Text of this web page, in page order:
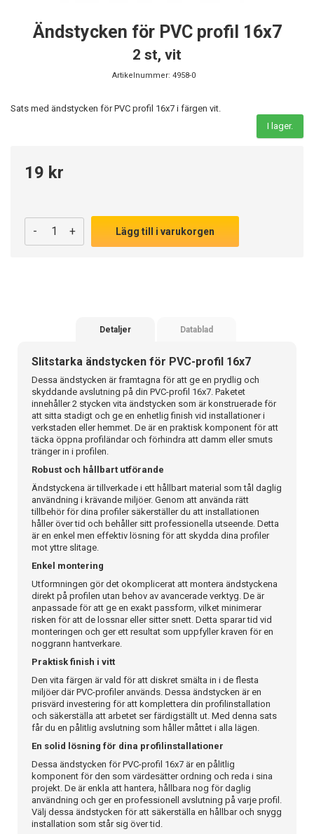
Ändstycken för PVC profil 16x7
2 st, vit
Artikelnummer: 4958-0
Sats med ändstycken för PVC profil 16x7 i färgen vit.
I lager.
19 kr
- + Lägg till i varukorgen
Detaljer Datablad
Slitstarka ändstycken för PVC-profil 16x7
Dessa ändstycken är framtagna för att ge en prydlig och
skyddande avslutning på din PVC-profil 16x7. Paketet
innehåller 2 stycken vita ändstycken som är konstruerade för
att sitta stadigt och ge en enhetlig finish vid installationer i
verkstaden eller hemmet. De är en praktisk komponent för att
täcka öppna profiländar och förhindra att damm eller smuts
tränger in i profilen.
Robust och hållbart utförande
Ändstyckena är tillverkade i ett hållbart material som tål daglig
användning i krävande miljöer. Genom att använda rätt
tillbehör för dina profiler säkerställer du att installationen
håller över tid och behåller sitt professionella utseende. Detta
är en enkel men effektiv lösning för att skydda dina profiler
mot yttre slitage.
Enkel montering
Utformningen gör det okomplicerat att montera ändstyckena
direkt på profilen utan behov av avancerade verktyg. De är
anpassade för att ge en exakt passform, vilket minimerar
risken för att de lossnar eller sitter snett. Detta sparar tid vid
monteringen och ger ett resultat som uppfyller kraven för en
noggrann hantverkare.
Praktisk finish i vitt
Den vita färgen är vald för att diskret smälta in i de flesta
miljöer där PVC-profiler används. Dessa ändstycken är en
prisvärd investering för att komplettera din profilinstallation
och säkerställa att arbetet ser färdigställt ut. Med denna sats
får du en pålitlig avslutning som håller måttet i alla lägen.
En solid lösning för dina profilinstallationer
Dessa ändstycken för PVC-profil 16x7 är en pålitlig
komponent för den som värdesätter ordning och reda i sina
projekt. De är enkla att hantera, hållbara nog för daglig
användning och ger en professionell avslutning på varje profil.
Välj dessa ändstycken för att säkerställa en hållbar och snygg
installation som står sig över tid.